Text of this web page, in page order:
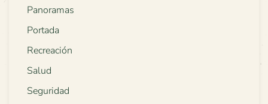
Panoramas
Portada
Recreación
Salud
Seguridad